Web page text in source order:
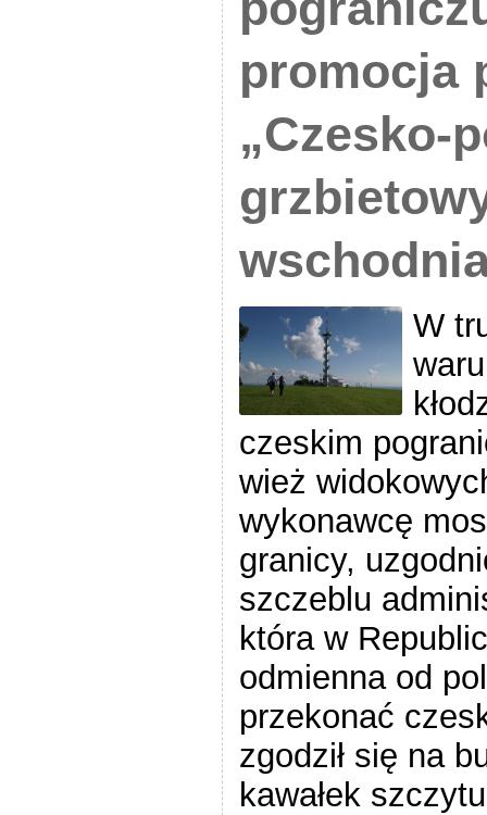
promocja
„Czesko-
W
czeskim
wież
wykonawcę
granicy,
szczeblu
która w
odmienna od
przekonać
zgodził się na
kawałek